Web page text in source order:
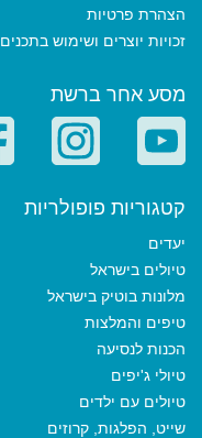
הצהרת פרטיות
זכויות יוצרים ושימוש בתכנים
מסע אחר ברשת
קטגוריות פופולריות
יעדים
טיולים בישראל
מלונות בוטיק בישראל
טיפים והמלצות
הכנות לנסיעה
טיולי ג'יפים
טיולים עם ילדים
שייט, הפלגות, קרוזים